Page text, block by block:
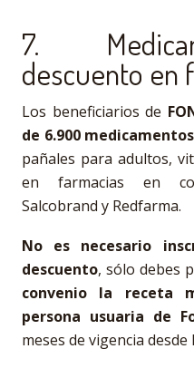
7.
descuento en
Los beneficiarios de
de 6.900
pañales para adultos,
en farmacias en
Salcobrand y Redfarma.
No es necesario
descuento, sólo debes
convenio la receta
persona usuaria de
meses de vigencia